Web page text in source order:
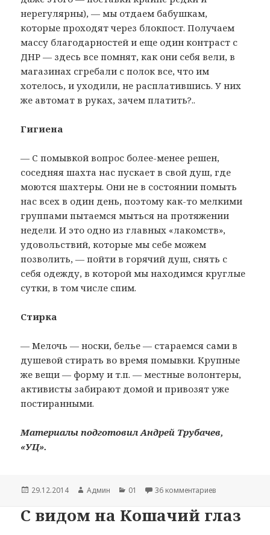
нерегулярны), — мы отдаем бабушкам,
которые проходят через блокпост. Получаем
массу благодарностей и еще один контраст с
ДНР — здесь все помнят, как они себя вели, в
магазинах сгребали с полок все, что им
хотелось, и уходили, не расплатившись. У них
же автомат в руках, зачем платить?..
Гигиена
— С помывкой вопрос более-менее решен,
соседняя шахта нас пускает в свой душ, где
моются шахтеры. Они не в состоянии помыть
нас всех в один день, поэтому как-то мелкими
группами пытаемся мыться на протяжении
недели. И это одно из главных «лакомств»,
удовольствий, которые мы себе можем
позволить, — пойти в горячий душ, снять с
себя одежду, в которой мы находимся круглые
сутки, в том числе спим.
Стирка
— Мелочь — носки, белье — стараемся сами в
душевой стирать во время помывки. Крупные
же вещи — форму и т.п. — местные волонтеры,
активисты забирают домой и привозят уже
постиранными.
Материалы подготовил Андрей Трубачев,
«УЦ».
Опубликовано
29.12.2014 Автор
Админ Рубрики
01 36 комментариев
С видом на Кошачий глаз